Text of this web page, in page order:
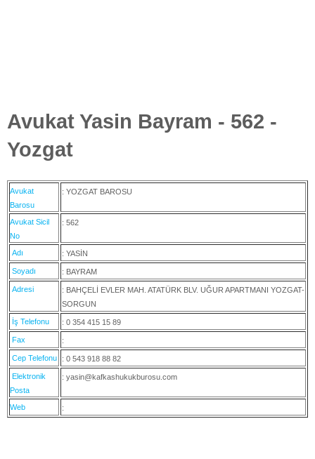
Avukat Yasin Bayram - 562 -
Yozgat
Avukat
Barosu
: YOZGAT BAROSU
Avukat Sicil
No
: 562
Adı : YASİN
Soyadı : BAYRAM
Adresi
: BAHÇELİ EVLER MAH. ATATÜRK BLV. UĞUR APARTMANI YOZGAT-
SORGUN
İş Telefonu : 0 354 415 15 89
Fax :
Cep Telefonu : 0 543 918 88 82
Elektronik
Posta
: yasin@kafkashukukburosu.com
Web :